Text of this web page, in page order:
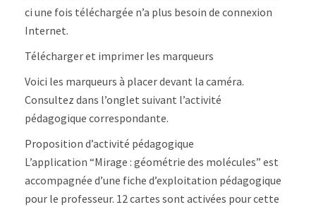
ci une fois téléchargée n’a plus besoin de connexion
Internet.
Télécharger et imprimer les marqueurs
Voici les marqueurs à placer devant la caméra.
Consultez dans l’onglet suivant l’activité
pédagogique correspondante.
Proposition d’activité pédagogique
L’application “Mirage : géométrie des molécules” est
accompagnée d’une fiche d’exploitation pédagogique
pour le professeur. 12 cartes sont activées pour cette